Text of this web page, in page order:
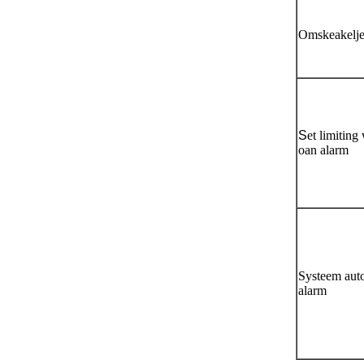
Omskeakelje
Set limiting
oan alarm
Systeem
alarm